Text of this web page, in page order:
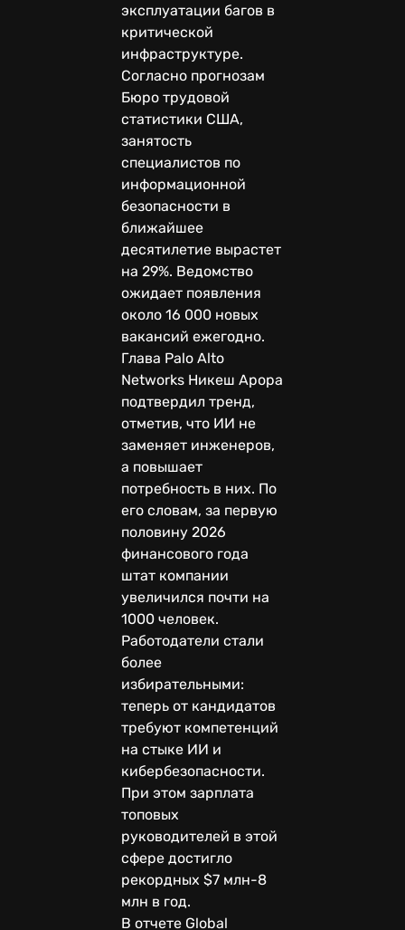
эксплуатации багов в
критической
инфраструктуре.
Согласно прогнозам
Бюро трудовой
статистики США,
занятость
специалистов по
информационной
безопасности в
ближайшее
десятилетие вырастет
на 29%. Ведомство
ожидает появления
около 16 000 новых
вакансий ежегодно.
Глава Palo Alto
Networks Никеш Арора
подтвердил тренд,
отметив, что ИИ не
заменяет инженеров,
а повышает
потребность в них. По
его словам, за первую
половину 2026
финансового года
штат компании
увеличился почти на
1000 человек.
Работодатели стали
более
избирательными:
теперь от кандидатов
требуют компетенций
на стыке ИИ и
кибербезопасности.
При этом зарплата
топовых
руководителей в этой
сфере достигло
рекордных $7 млн-8
млн в год.
В отчете Global